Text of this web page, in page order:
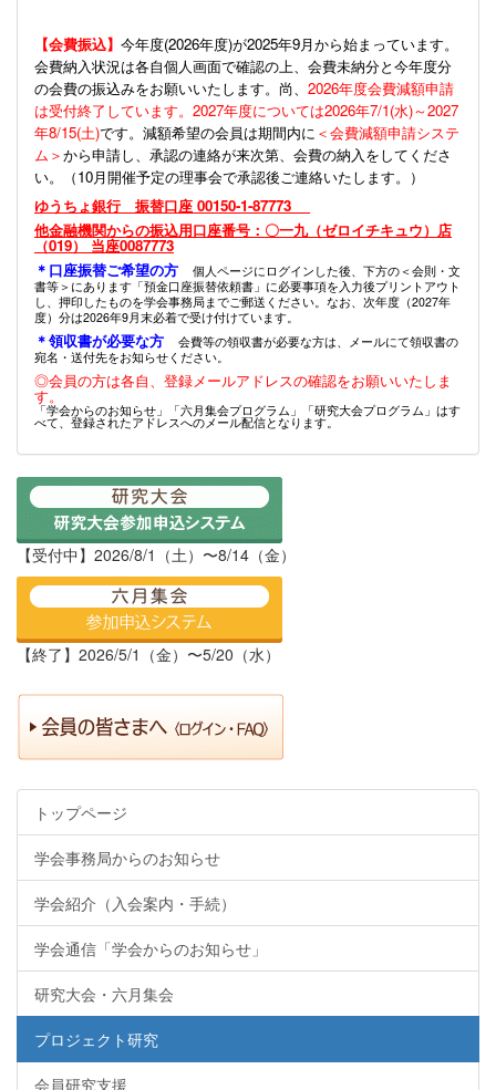
【会費振込】 今年度(2026年度)が2025年9月から始まっています。
会費納入状況は各自個人画面で確認の上、会費未納分と今年度分
の会費の振込みをお願いいたします。尚、 2026年度会費減額申請
は受付終了しています。2027年度については2026年7/1(水)～2027
年8/15(土)です。減額希望の会員は期間内に ＜会費減額申請システ
ム＞から申請し、承認の連絡が来次第、会費の納入をしてくださ
い。（10月開催予定の理事会で承認後ご連絡いたします。）
ゆうちょ銀行 振替口座 00150-1-87773
他金融機関からの振込用口座番号：〇一九（ゼロイチキュウ）店
（019） 当座0087773
＊口座振替ご希望の方
個人ページにログインした後、下方の＜会則・文
書等＞にあります「預金口座振替依頼書」に必要事項を入力後プリントアウト
し、押印したものを学会事務局までご郵送ください。なお、次年度（2027年
度）分は2026年9月末必着で受け付けています。
＊領収書が必要な方
会費等の領収書が必要な方は、メールにて領収書の
宛名・送付先をお知らせください。
◎会員の方は各自、登録メールアドレスの確認をお願いいたしま
す。
「学会からのお知らせ」「六月集会プログラム」「研究大会プログラム」はす
べて、登録されたアドレスへのメール配信となります。
【受付中】2026/8/1（土）〜8/14（金）
【終了】2026/5/1（金）〜5/20（水）
トップページ
学会事務局からのお知らせ
学会紹介（入会案内・手続）
学会通信「学会からのお知らせ」
研究大会・六月集会
プロジェクト研究
会員研究支援